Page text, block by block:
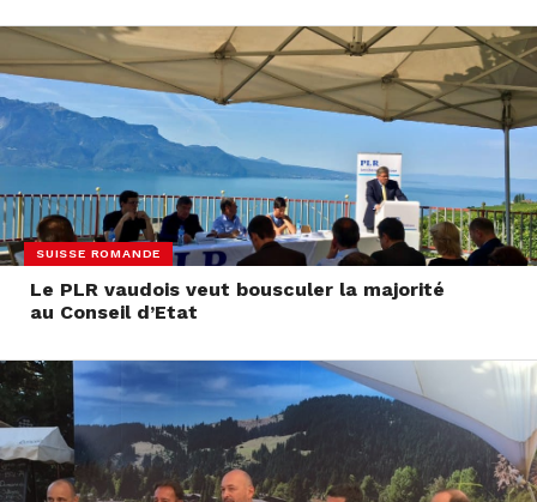
SUISSE ROMANDE
Le PLR vaudois veut bousculer la majorité
au Conseil d’Etat